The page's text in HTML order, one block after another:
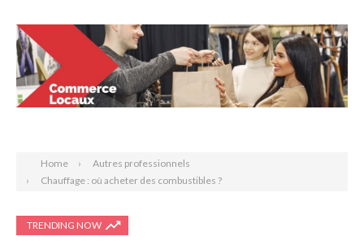
Home
Autres professionnels
Chauffage : où acheter des combustibles ?
TRENDING NOW